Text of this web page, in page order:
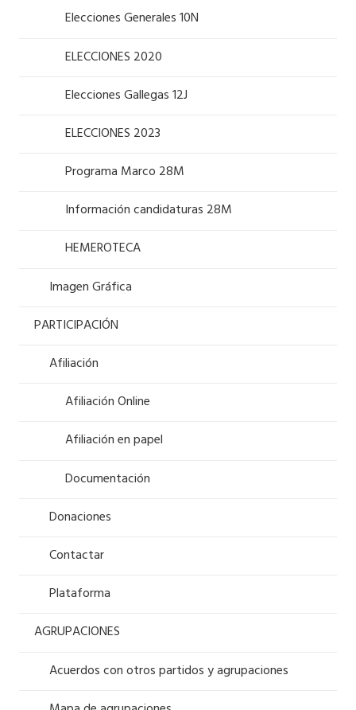
Elecciones Generales 10N
ELECCIONES 2020
Elecciones Gallegas 12J
ELECCIONES 2023
Programa Marco 28M
Información candidaturas 28M
HEMEROTECA
Imagen Gráfica
PARTICIPACIÓN
Afiliación
Afiliación Online
Afiliación en papel
Documentación
Donaciones
Contactar
Plataforma
AGRUPACIONES
Acuerdos con otros partidos y agrupaciones